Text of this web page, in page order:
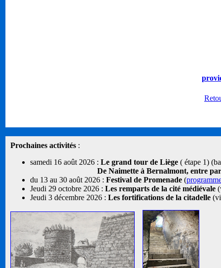
Prochaines activités :
samedi 16 août 2026 : Le grand tour de Liège ( étape 1)
De Naimette à Bernalmont, entre
du 13 au 30 août 2026 : Festival de Promenade (
Jeudi 29 octobre 2026 : Les remparts de la cité médiévale
Jeudi 3 décembre 2026 : Les fortifications de la citadelle